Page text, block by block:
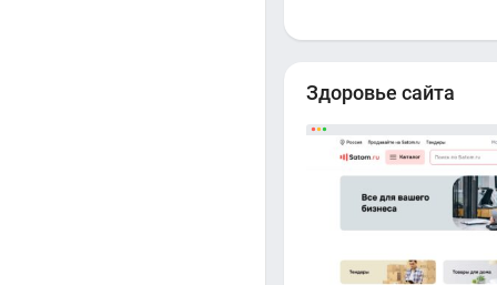
Здоровье сайта